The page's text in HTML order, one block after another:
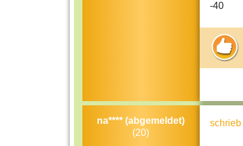
-40
na**** (abgemeldet)
(20)
schrieb